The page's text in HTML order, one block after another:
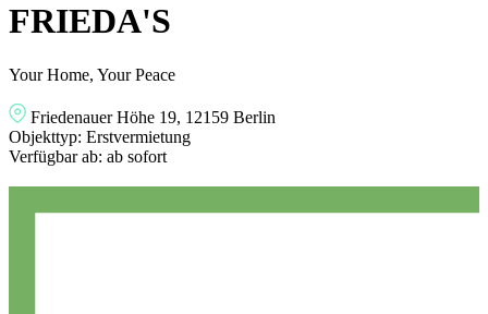
FRIEDA'S
Your Home, Your Peace
Friedenauer Höhe 19, 12159 Berlin
Objekttyp: Erstvermietung
Verfügbar ab: ab sofort